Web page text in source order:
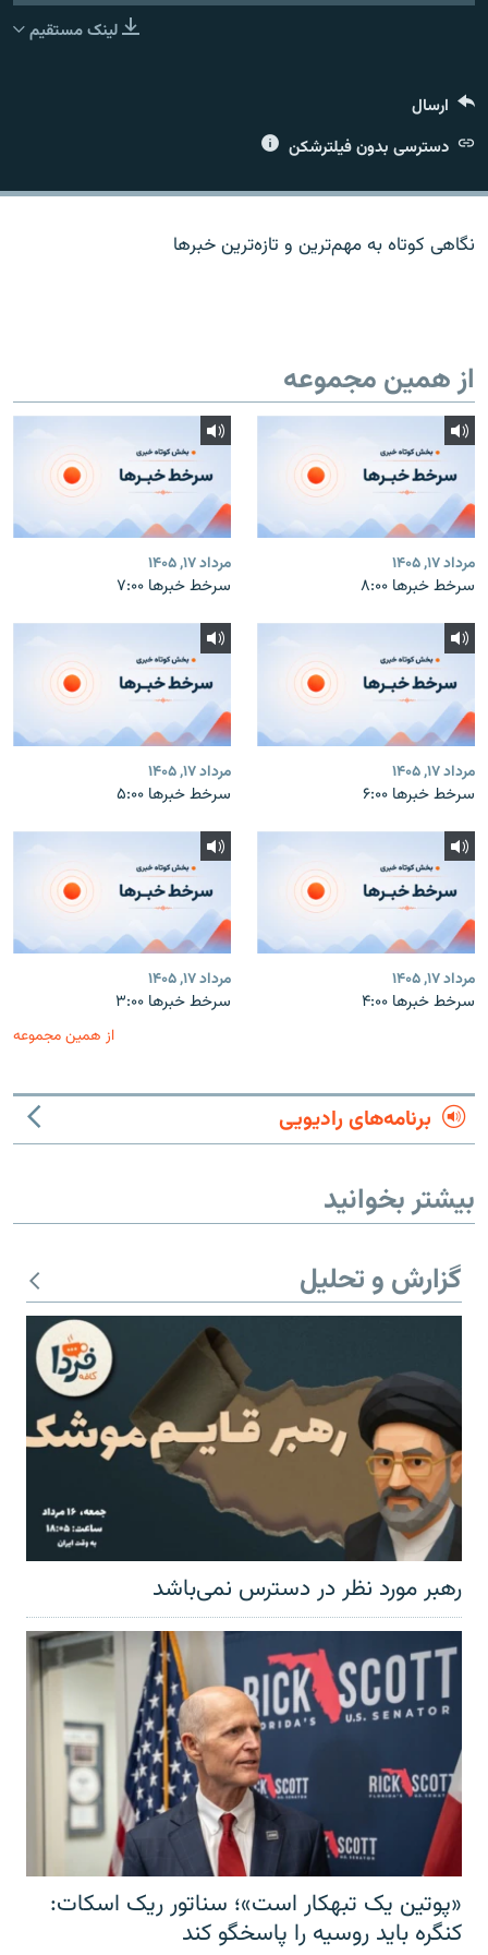
لینک مستقیم
ارسال
دسترسی بدون فیلترشکن
نگاهی کوتاه به مهم‌ترين و تازه‌ترين خبرها
از همین مجموعه
مرداد ۱۷, ۱۴۰۵
سرخط خبرها ۸:۰۰
مرداد ۱۷, ۱۴۰۵
سرخط خبرها ۷:۰۰
مرداد ۱۷, ۱۴۰۵
سرخط خبرها ۶:۰۰
مرداد ۱۷, ۱۴۰۵
سرخط خبرها ۵:۰۰
مرداد ۱۷, ۱۴۰۵
سرخط خبرها ۴:۰۰
مرداد ۱۷, ۱۴۰۵
سرخط خبرها ۳:۰۰
از همین مجموعه
برنامه‌های رادیویی
بیشتر بخوانید
گزارش و تحلیل
رهبر مورد نظر در دسترس نمی‌باشد
«پوتین یک تبهکار است»؛ سناتور ریک اسکات:
کنگره باید روسیه را پاسخگو کند